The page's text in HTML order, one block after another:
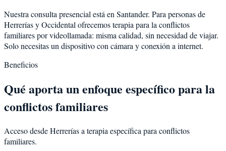
Nuestra consulta presencial está en Santander. Para personas de
HerreríasyOccidental ofrecemos terapia para la conflictos
familiarespor videollamada: misma calidad, sin necesidad de viajar.
Solo necesitas un dispositivo con cámara y conexión a internet.
Beneficios
Qué aporta un enfoque específico para la
conflictos familiares
Acceso desde Herrerías a terapia específica para conflictos
familiares.